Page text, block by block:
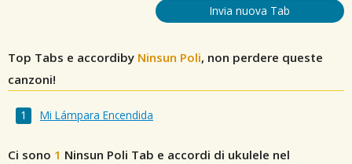
Invia nuova Tab
Top Tabs e accordiby Ninsun Poli, non perdere queste
canzoni!
Mi Lámpara Encendida
Ci sono 1 Ninsun Poli Tab e accordi di ukulele nel